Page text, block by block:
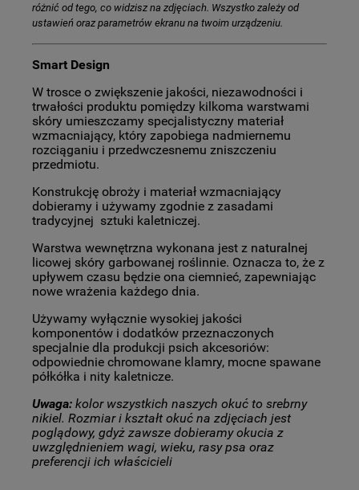
różnić od tego, co widzisz na zdjęciach. Wszystko zależy od
ustawień oraz parametrów ekranu na twoim urządzeniu.
Smart Design
W trosce o zwiększenie jakości, niezawodności i
trwałości produktu pomiędzy kilkoma warstwami
skóry umieszczamy specjalistyczny materiał
wzmacniający, który zapobiega nadmiernemu
rozciąganiu i przedwczesnemu zniszczeniu
przedmiotu.
Konstrukcję obroży i materiał wzmacniający
dobieramy i używamy zgodnie z zasadami
tradycyjnej sztuki kaletniczej.
Warstwa wewnętrzna wykonana jest z naturalnej
licowej skóry garbowanej roślinnie. Oznacza to, że z
upływem czasu będzie ona ciemnieć, zapewniając
nowe wrażenia każdego dnia.
Używamy wyłącznie wysokiej jakości
komponentów i dodatków przeznaczonych
specjalnie dla produkcji psich akcesoriów:
odpowiednie chromowane klamry, mocne spawane
półkółka i nity kaletnicze.
Uwaga: kolor wszystkich naszych okuć to srebrny
nikiel. Rozmiar i kształt okuć na zdjęciach jest
poglądowy, gdyż zawsze dobieramy okucia z
uwzględnieniem wagi, wieku, rasy psa oraz
preferencji ich właścicieli